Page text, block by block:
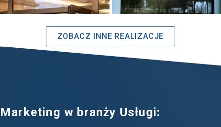
ZOBACZ INNE REALIZACJE
Marketing w branży Usługi: